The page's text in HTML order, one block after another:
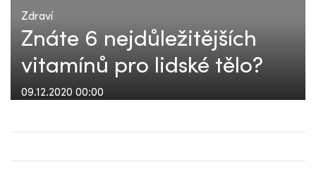
Zdraví
Znáte 6 nejdůležitějších
vitamínů pro lidské tělo?
09.12.2020 00:00